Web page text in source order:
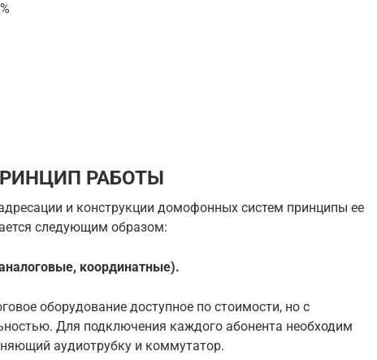
РАБОТЫ
и конструкции домофонных систем принципы ее
следующим образом:
координатные).
оборудование доступное по стоимости, но с
Для подключения каждого абонента необходим
аудиотрубку и коммутатор.